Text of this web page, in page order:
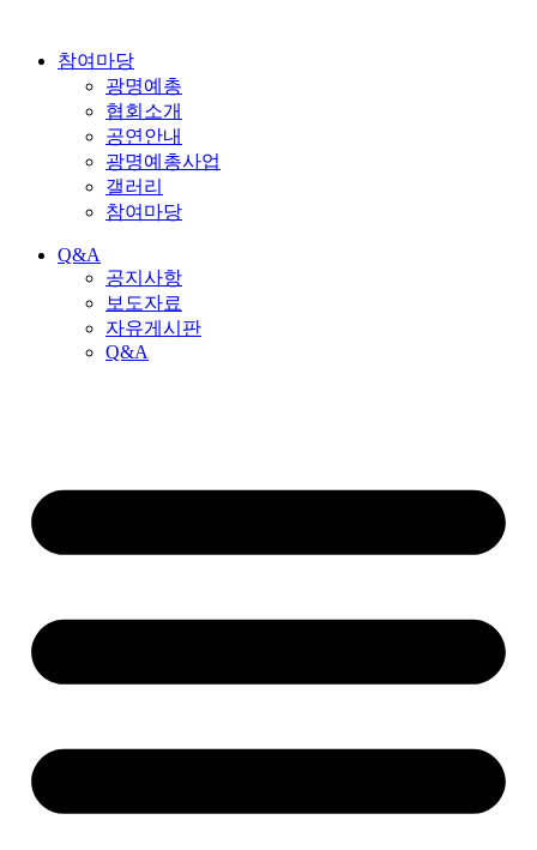
참여마당
광명예총
협회소개
공연안내
광명예총사업
갤러리
참여마당
Q&A
공지사항
보도자료
자유게시판
Q&A